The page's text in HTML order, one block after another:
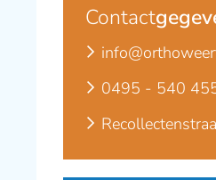
Contact
0495 - 540